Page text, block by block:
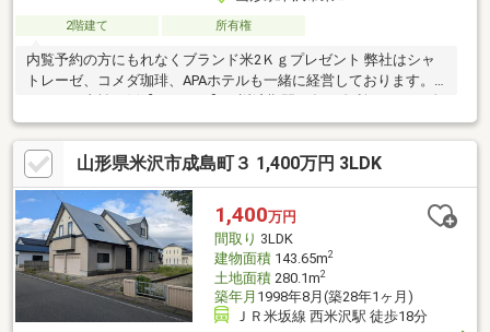
2階建て 所有権
内覧予約の方にもれなくブランド米2Ｋｇプレゼント 弊社はシャ
トレーゼ、コメダ珈琲、APAホテルも一緒に経営しております。■
月々のお支払い例【30 826円】（返済期間35年、金利0.7％、頭金
なしの場合）◆即日のご案内にも対応可能ですので、お気軽にご
連絡下さい！
山形県米沢市成島町３ 1,400万円 3LDK
1,400万円
間取り 3LDK
建物面積143.65m2
土地面積280.1m2
築年月 1998年8月(築28年1ヶ月)
ＪＲ米坂線 西米沢駅 徒歩18分